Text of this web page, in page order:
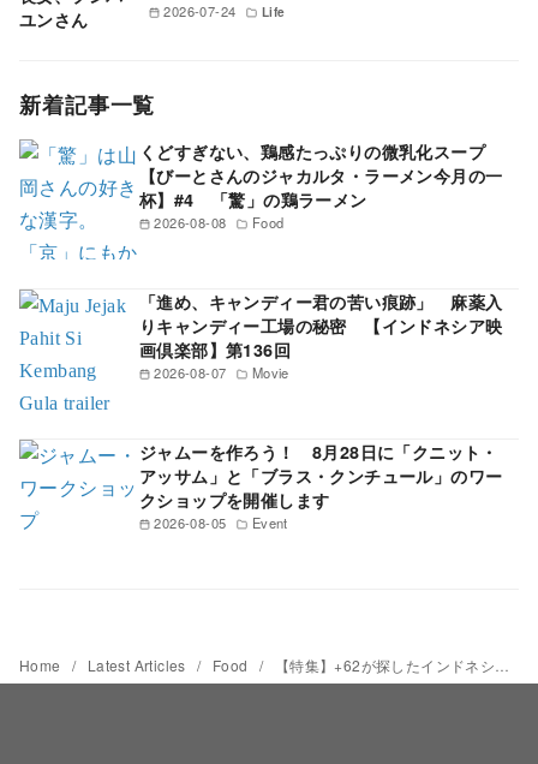
2026-07-24 Life
新着記事一覧
2026-08-08 Food
くどすぎない、鶏感たっぷりの微乳化スープ
【びーとさんのジャカルタ・ラーメン今月の一
杯】#4 「驚」の鶏ラーメン
2026-08-07 Movie
「進め、キャンディー君の苦い痕跡」 麻薬入
りキャンディー工場の秘密 【インドネシア映
画倶楽部】第136回
2026-08-05 Event
ジャムーを作ろう！ 8月28日に「クニット・
アッサム」と「ブラス・クンチュール」のワー
クショップを開催します
Home Latest Articles Food 【特集】+62が探したインドネシアのお土産 インドネシアの厳選食品